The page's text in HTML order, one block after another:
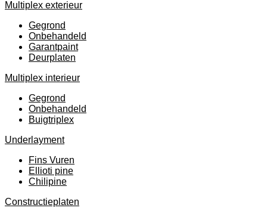
Multiplex exterieur
Gegrond
Onbehandeld
Garantpaint
Deurplaten
Multiplex interieur
Gegrond
Onbehandeld
Buigtriplex
Underlayment
Fins Vuren
Ellioti pine
Chilipine
Constructieplaten